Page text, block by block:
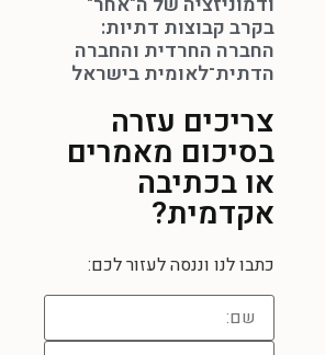
בקרב קבוצות דתיות:
החברה החרדית והחברה
הדתית־לאומית בישראל
צריכים עזרה
בסיכום מאמרים
או בכתיבה
אקדמית?
כתבו לנו וננסה לעזור לכם: